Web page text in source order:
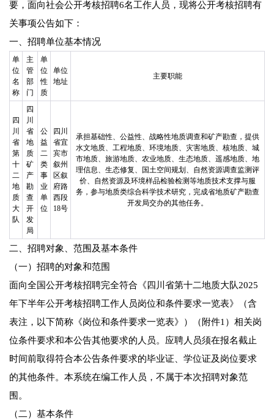
要，面向社会公开考核招聘6名工作人员，现将公开考核招聘有
关事项公告如下：
一、招聘单位基本情况
单
位
名
称
主
管
部
门
单
位
性
质
单位
地址
主要职能
四
川
省
第
十
二
地
质
大
队
四
川
省
地
质
矿
产
勘
查
开
发
局
公
益
二
类
事
业
单
位
四川
省宜
宾市
叙州
区叙
府路
西段
18号
承担基础性、公益性、战略性地质调查和矿产勘查，提供
水文地质、工程地质、环境地质、灾害地质、核地质、城
市地质、旅游地质、农业地质、生态地质、遥感地质、地
理信息、生态修复、国土空间规划、自然资源调查监测评
价、自然资源及环境样品检验检测等地质技术支撑与服
务，参与地质类综合科学技术研究，完成省地质矿产勘查
开发局交办的其他任务。
二、招聘对象、范围及基本条件
（一）招聘的对象和范围
面向全国公开考核招聘完全符合《四川省第十二地质大队2025
年下半年公开考核招聘工作人员岗位和条件要求一览表》（含
表注，以下简称《岗位和条件要求一览表》）（附件1）相关岗
位条件要求和本公告其他要求的人员。应聘人员须在报名截止
时间前取得符合本公告条件要求的毕业证、学位证及岗位要求
的其他条件。本系统在编工作人员，不属于本次招聘对象范
围。
（二）基本条件